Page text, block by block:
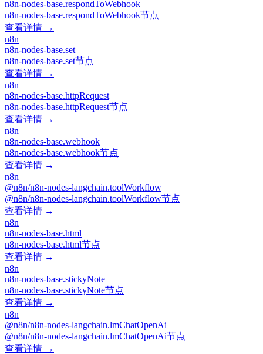
n8n-nodes-base.respondToWebhook
n8n-nodes-base.respondToWebhook节点
查看详情 →
n8n
n8n-nodes-base.set
n8n-nodes-base.set节点
查看详情 →
n8n
n8n-nodes-base.httpRequest
n8n-nodes-base.httpRequest节点
查看详情 →
n8n
n8n-nodes-base.webhook
n8n-nodes-base.webhook节点
查看详情 →
n8n
@n8n/n8n-nodes-langchain.toolWorkflow
@n8n/n8n-nodes-langchain.toolWorkflow节点
查看详情 →
n8n
n8n-nodes-base.html
n8n-nodes-base.html节点
查看详情 →
n8n
n8n-nodes-base.stickyNote
n8n-nodes-base.stickyNote节点
查看详情 →
n8n
@n8n/n8n-nodes-langchain.lmChatOpenAi
@n8n/n8n-nodes-langchain.lmChatOpenAi节点
查看详情 →